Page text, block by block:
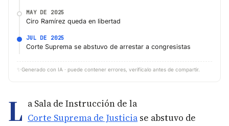
MAY DE 2025
Ciro Ramírez queda en libertad
JUL DE 2025
Corte Suprema se abstuvo de arrestar a congresistas
✨ Generado con IA · puede contener errores, verifícalo antes de compartir.
L a Sala de Instrucción de la
Corte Suprema de Justicia se abstuvo de